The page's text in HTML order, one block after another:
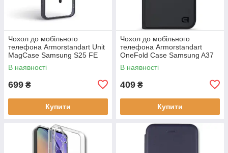
Чохол до мобільного
телефона Armorstandart Unit
MagCase Samsung S25 FE
5G Black (ARM89156)
В наявності
699 ₴
Купити
Чохол до мобільного
телефона Armorstandart
OneFold Case Samsung A37
5G Black (ARM89718)
В наявності
409 ₴
Купити